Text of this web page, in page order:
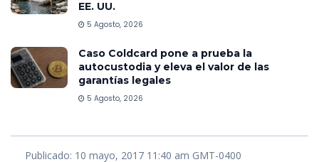
EE. UU.
5 Agosto, 2026
Caso Coldcard pone a prueba la
autocustodia y eleva el valor de las
garantías legales
5 Agosto, 2026
Publicado: 10 mayo, 2017 11:40 am GMT-0400